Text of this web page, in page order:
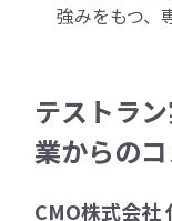
強みをもつ、
テストラ
業からの
CMO株式会社